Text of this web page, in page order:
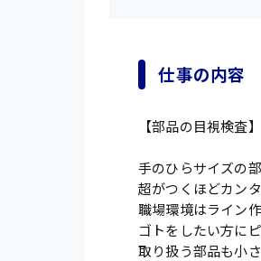
仕事の内容
【部品の目視検査】
手のひらサイズの
超がつくほどカン
職場環境はライン
ゴトをしたい方に
取り扱う部品も小